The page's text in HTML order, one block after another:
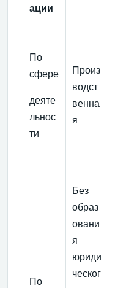
ации
По
сфере
деяте
льнос
ти
Произ
водст
венна
я
По
Без
образ
овани
я
юриди
ческог